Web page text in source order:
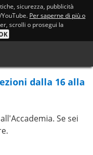
sicurezza, pubblicità
Per saperne di più o
scrolli o prosegui la
dalla 16 alla
Se sei